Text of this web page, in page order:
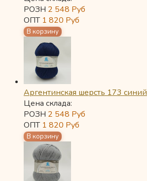
РОЗН 2 548 Руб
ОПТ 1 820 Руб
Аргентинская шерсть 173 синий
Цена склада:
РОЗН 2 548 Руб
ОПТ 1 820 Руб